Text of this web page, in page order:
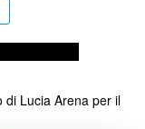
di Lucia Arena per il